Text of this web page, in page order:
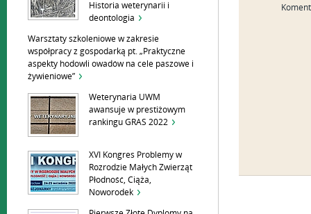
Historia weterynarii i
deontologia
Warsztaty szkoleniowe w zakresie
współpracy z gospodarką pt. „Praktyczne
aspekty hodowli owadów na cele paszowe i
żywieniowe”
Weterynaria UWM
awansuje w prestiżowym
rankingu GRAS 2022
XVI Kongres Problemy w
Rozrodzie Małych Zwierząt
Płodność, Ciąża,
Noworodek